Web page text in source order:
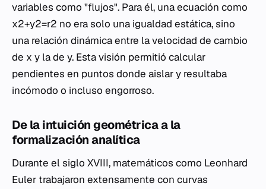
variables como "flujos". Para él, una ecuación como
x2+y2=r2 no era solo una igualdad estática, sino
una relación dinámica entre la velocidad de cambio
de x y la de y. Esta visión permitió calcular
pendientes en puntos donde aislar y resultaba
incómodo o incluso engorroso.
De la intuición geométrica a la
formalización analítica
Durante el siglo XVIII, matemáticos como Leonhard
Euler trabajaron extensamente con curvas